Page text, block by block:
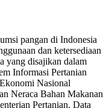
pangan di Indonesia
dan ketersediaan
yang disajikan dalam
Informasi Pertanian
Nasional
Neraca Bahan Makanan
Pertanian. Data